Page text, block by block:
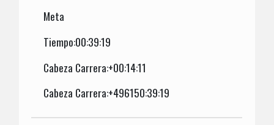
Meta
Tiempo:00:39:19
Cabeza Carrera:+00:14:11
Cabeza Carrera:+496150:39:19